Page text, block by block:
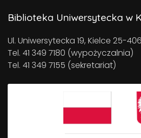
Biblioteka Uniwersytecka w
Ul. Uniwersytecka 19, Kielce 25-406
Tel. 41 349 7180 (wypożyczalnia)
Tel. 41 349 7155 (sekretariat)